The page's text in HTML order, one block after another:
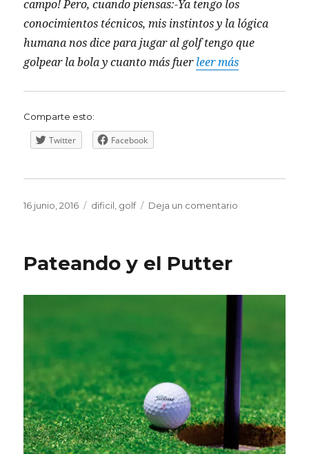
campo! Pero, cuando piensas:-Ya tengo los
conocimientos técnicos, mis instintos y la lógica
humana nos dice para jugar al golf tengo que
golpear la bola y cuanto más fuerleer más
Comparte esto:
Twitter Facebook
Publicado
16 junio, 2016 Etiquetas
dificil, golf Deja un comentario
Pateando y el Putter